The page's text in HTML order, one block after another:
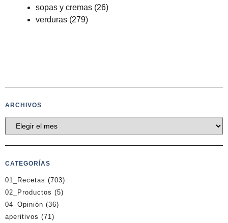
sopas y cremas (26)
verduras (279)
ARCHIVOS
CATEGORÍAS
01_Recetas (703)
02_Productos (5)
04_Opinión (36)
aperitivos (71)